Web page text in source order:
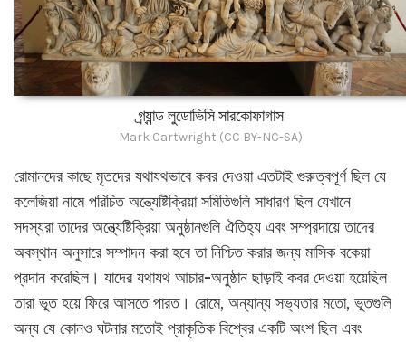
গ্র্যান্ড লুডোভিসি সারকোফাগাস
Mark Cartwright (CC BY-NC-SA)
রোমানদের কাছে মৃতদের যথাযথভাবে কবর দেওয়া এতটাই গুরুত্বপূর্ণ ছিল যে
কলেজিয়া নামে পরিচিত অন্ত্যেষ্টিক্রিয়া সমিতিগুলি সাধারণ ছিল যেখানে
সদস্যরা তাদের অন্ত্যেষ্টিক্রিয়া অনুষ্ঠানগুলি ঐতিহ্য এবং সম্প্রদায়ে তাদের
অবস্থান অনুসারে সম্পাদন করা হবে তা নিশ্চিত করার জন্য মাসিক বকেয়া
প্রদান করেছিল। যাদের যথাযথ আচার-অনুষ্ঠান ছাড়াই কবর দেওয়া হয়েছিল
তারা ভূত হয়ে ফিরে আসতে পারত। রোমে, অন্যান্য সভ্যতার মতো, ভূতগুলি
অন্য যে কোনও ঘটনার মতোই প্রাকৃতিক বিশ্বের একটি অংশ ছিল এবং